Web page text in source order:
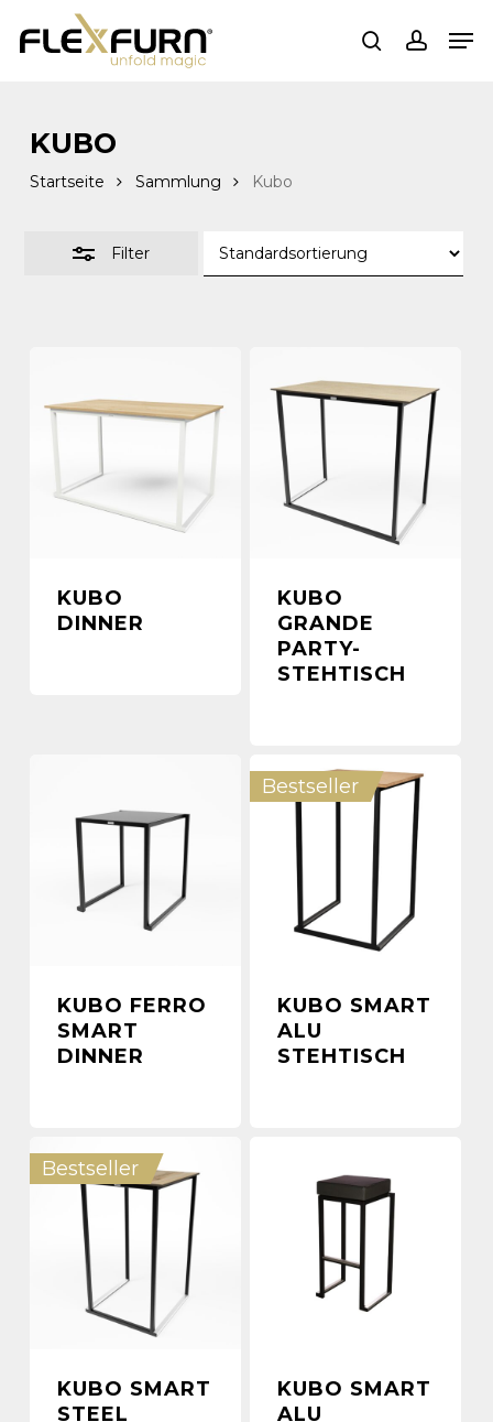
Hauptinhalt
suchen Konto
KUBO
Startseite Sammlung Kubo
Filter
Filter
KUBO
DINNER
KUBO
GRANDE
PARTY-
STEHTISCH
KUBO FERRO
SMART
DINNER
Bestseller
KUBO SMART
ALU
STEHTISCH
Bestseller
KUBO SMART
STEEL
KUBO SMART
ALU